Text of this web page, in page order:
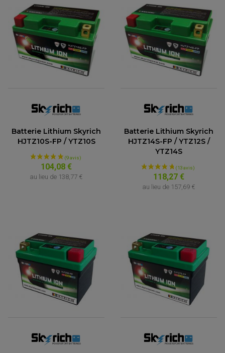
Batterie Lithium Skyrich
HJTZ10S-FP / YTZ10S
104,08 €
au lieu de 138,77 €
Batterie Lithium Skyrich
HJTZ14S-FP / YTZ12S /
YTZ14S
118,27 €
au lieu de 157,69 €